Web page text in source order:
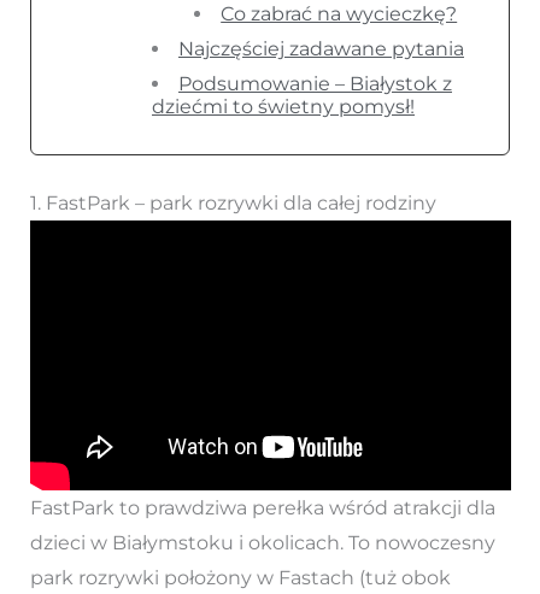
Co zabrać na wycieczkę?
Najczęściej zadawane pytania
Podsumowanie – Białystok z
dziećmi to świetny pomysł!
1. FastPark – park rozrywki dla całej rodziny
FastPark to prawdziwa perełka wśród atrakcji dla
dzieci w Białymstoku i okolicach. To nowoczesny
park rozrywki położony w Fastach (tuż obok